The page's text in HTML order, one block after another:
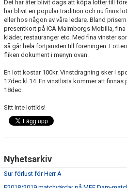
PROFILKLÄDER
KFF FACEBOOK
MEDLEM INTRESSEANMÄLAN
Det har åter blivit dags att köpa lotter till
har blivit en populär tradition och nu finns
eller hos någon av våra ledare. Bland
presentkort på ICA Malmborgs Mobilia,
kläder, restauranger etc. Med fina vinster
så går hela förtjänsten till föreningen.
fliken dokument i menyn ovan.
En lott kostar 100kr. Vinstdragning sker i
17dec kl 14. En vinstlista kommer att
18dec.
Sitt inte lottlös!
Nyhetsarkiv
Sur förlust för Herr A